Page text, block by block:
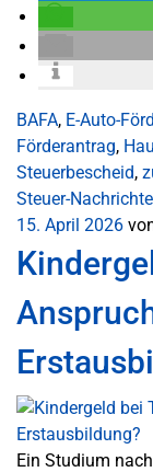
BAFA, E-Auto-
Förderantrag,
Steuerbescheid,
Steuer-
15. April 2026
Ein Studium